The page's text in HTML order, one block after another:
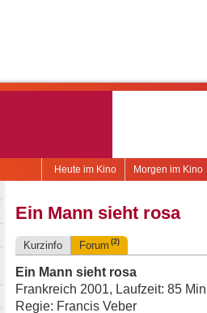
Morgen im Kino
Heute im Kino
Ein Mann sieht rosa
Kurzinfo Forum (2)
Ein Mann sieht rosa
Frankreich 2001, Laufzeit: 85
Regie: Francis Veber